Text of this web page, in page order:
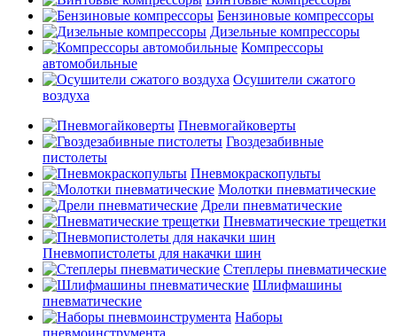
Бензиновые компрессоры
Дизельные компрессоры
Компрессоры
автомобильные
Осушители сжатого
воздуха
Пневмогайковерты
Гвоздезабивные
пистолеты
Пневмокраскопульты
Молотки пневматические
Дрели пневматические
Пневматические трещетки
Пневмопистолеты для накачки шин
Степлеры пневматические
Шлифмашины
пневматические
Наборы
пневмоинструмента